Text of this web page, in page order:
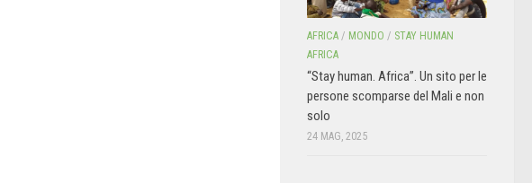
AFRICA / MONDO / STAY HUMAN
AFRICA
“Stay human. Africa”. Un sito per le
persone scomparse del Mali e non
solo
24 MAG, 2025